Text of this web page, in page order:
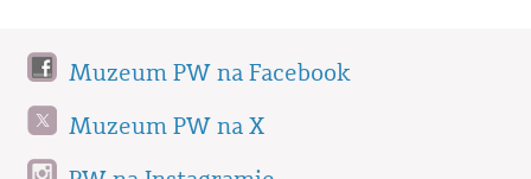
Muzeum PW na Facebook
Muzeum PW na X